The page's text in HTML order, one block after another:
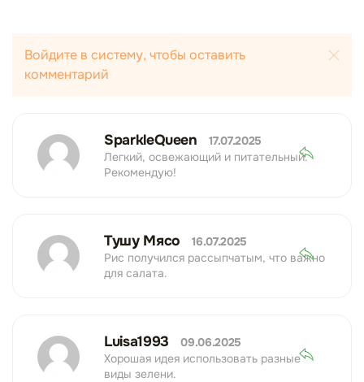
Войдите в систему, чтобы оставить
комментарий
SparkleQueen
17.07.2025
Легкий, освежающий и питательный.
Рекомендую!
Тушу Мясо
16.07.2025
Рис получился рассыпчатым, что важно
для салата.
Luisa1993
09.06.2025
Хорошая идея использовать разные
виды зелени.